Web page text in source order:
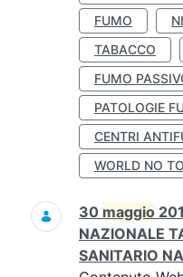
FUMO
TABACCO
FUMO
PATOLOGIE
CENTRI
WORLD NO
30 maggio
NAZIONALE
SANITARIO